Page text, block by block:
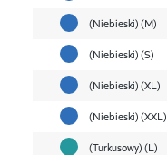
(Niebieski) (M)
(Niebieski) (S)
(Niebieski) (XL)
(Niebieski) (XXL)
(Turkusowy) (L)